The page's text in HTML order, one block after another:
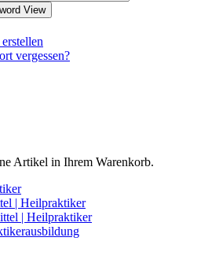
View
vergessen?
Artikel in Ihrem Warenkorb.
| Heilpraktiker
| Heilpraktiker